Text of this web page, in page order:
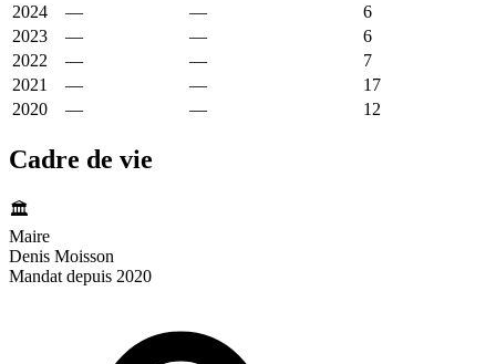
2024
— —
6
2023
— —
6
2022
— —
7
2021
— —
17
2020
— — 12
Cadre de vie
🏛️
Maire
Denis Moisson
Mandat depuis 2020